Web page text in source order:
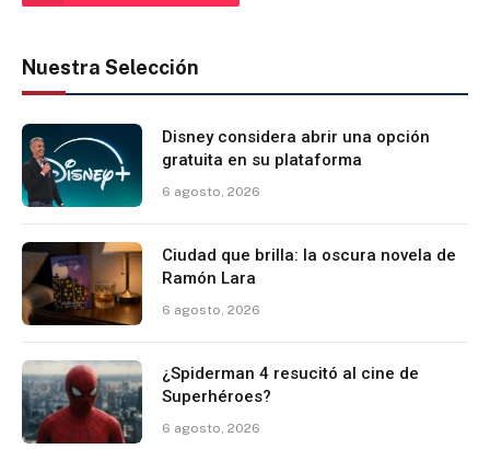
Nuestra Selección
Disney considera abrir una opción
gratuita en su plataforma
6 agosto, 2026
Ciudad que brilla: la oscura novela de
Ramón Lara
6 agosto, 2026
¿Spiderman 4 resucitó al cine de
Superhéroes?
6 agosto, 2026